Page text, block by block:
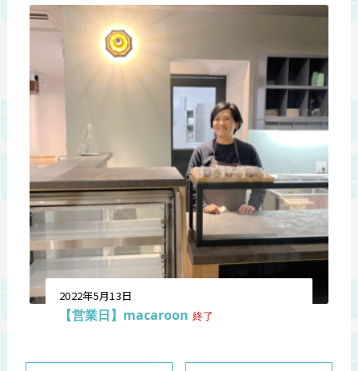
2022年5月13日
【営業日】macaroon 終了